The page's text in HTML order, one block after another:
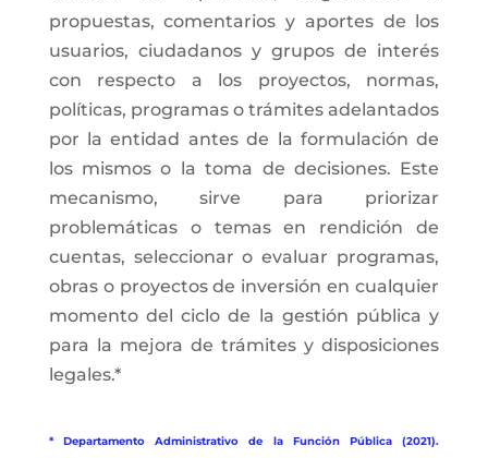
propuestas, comentarios y aportes de los
usuarios, ciudadanos y grupos de interés
con respecto a los proyectos, normas,
políticas, programas o trámites adelantados
por la entidad antes de la formulación de
los mismos o la toma de decisiones. Este
mecanismo, sirve para priorizar
problemáticas o temas en rendición de
cuentas, seleccionar o evaluar programas,
obras o proyectos de inversión en cualquier
momento del ciclo de la gestión pública y
para la mejora de trámites y disposiciones
legales.*
* Departamento Administrativo de la Función Pública (2021).